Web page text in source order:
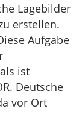
Lagebilder
erstellen.
Aufgabe
ist
Deutsche
vor Ort